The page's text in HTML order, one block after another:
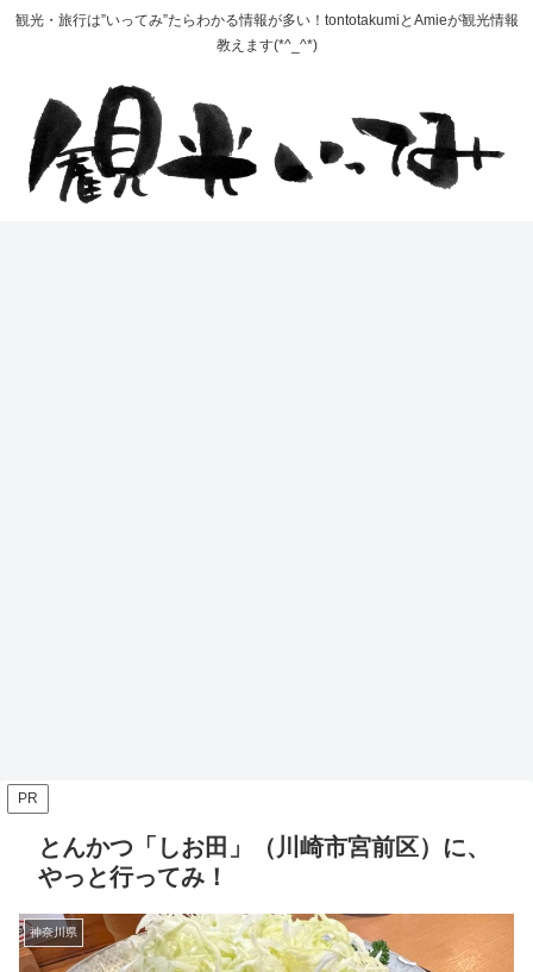
観光・旅行は”いってみ”たらわかる情報が多い！tontotakumiとAmieが観光情報
教えます(*^_^*)
PR
とんかつ「しお田」（川崎市宮前区）に、
やっと行ってみ！
神奈川県